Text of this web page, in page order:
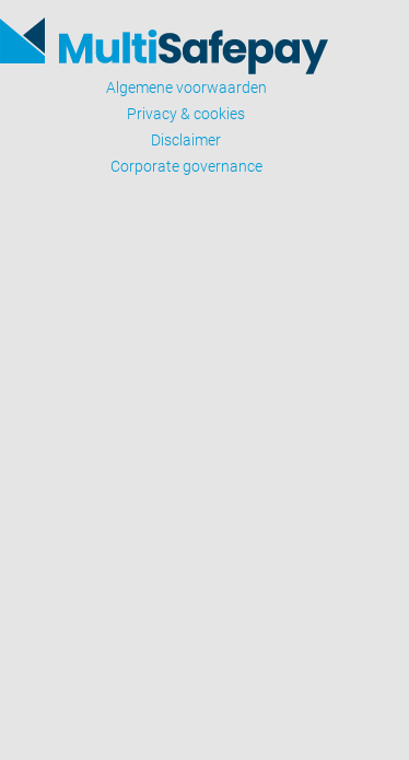
Algemene voorwaarden
Privacy & cookies
Disclaimer
Corporate governance